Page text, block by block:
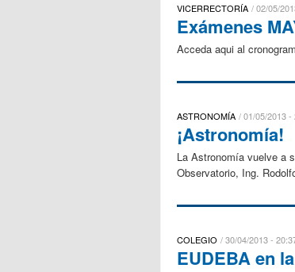
VICERRECTORÍA 02/05/
Exámenes
Acceda aqui al
ASTRONOMÍA 01/05/2013 -
¡Astronomía!
La Astronomía vuelve a
Observatorio, Ing.
COLEGIO 30/04/2013 -
EUDEBA en